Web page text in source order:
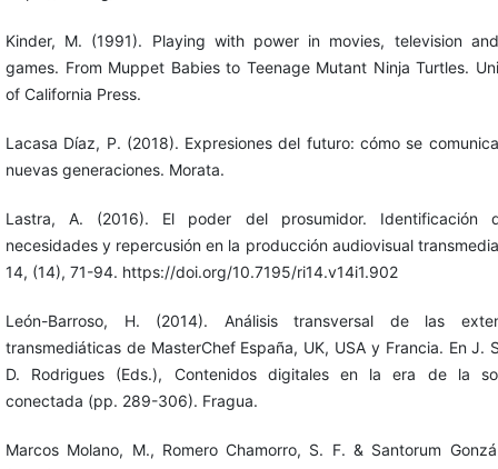
Kinder, M. (1991). Playing with power in movies, television
games. From Muppet Babies to Teenage Mutant Ninja Turtles.
of California Press.
Lacasa Díaz, P. (2018). Expresiones del futuro: cómo se
nuevas generaciones. Morata.
Lastra, A. (2016). El poder del prosumidor. Identificación
necesidades y repercusión en la producción audiovisual
14, (14), 71-94. https://doi.org/10.7195/ri14.v14i1.902
León-Barroso, H. (2014). Análisis transversal de las
transmediáticas de MasterChef España, UK, USA y Francia. En J.
D. Rodrigues (Eds.), Contenidos digitales en la era de la
conectada (pp. 289-306). Fragua.
Marcos Molano, M., Romero Chamorro, S. F. & Santorum